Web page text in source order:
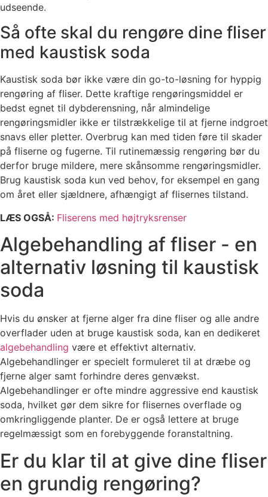
udseende.
Så ofte skal du rengøre dine fliser
med kaustisk soda
Kaustisk soda bør ikke være din go-to-løsning for hyppig
rengøring af fliser. Dette kraftige rengøringsmiddel er
bedst egnet til dybderensning, når almindelige
rengøringsmidler ikke er tilstrækkelige til at fjerne indgroet
snavs eller pletter. Overbrug kan med tiden føre til skader
på fliserne og fugerne. Til rutinemæssig rengøring bør du
derfor bruge mildere, mere skånsomme rengøringsmidler.
Brug kaustisk soda kun ved behov, for eksempel en gang
om året eller sjældnere, afhængigt af flisernes tilstand.
LÆS OGSÅ: Fliserens med højtryksrenser
Algebehandling af fliser - en
alternativ løsning til kaustisk
soda
Hvis du ønsker at fjerne alger fra dine fliser og alle andre
overflader uden at bruge kaustisk soda, kan en dedikeret
algebehandling være et effektivt alternativ.
Algebehandlinger er specielt formuleret til at dræbe og
fjerne alger samt forhindre deres genvækst.
Algebehandlinger er ofte mindre aggressive end kaustisk
soda, hvilket gør dem sikre for flisernes overflade og
omkringliggende planter. De er også lettere at bruge
regelmæssigt som en forebyggende foranstaltning.
Er du klar til at give dine fliser
en grundig rengøring?